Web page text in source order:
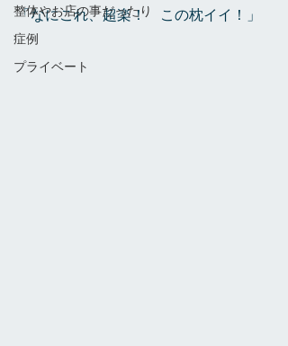
整体やお店の事だったり
症例
プライベート
「なにこれ、超楽！　この枕イイ！」